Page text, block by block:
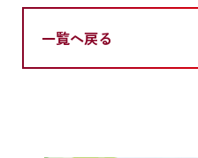
一覧へ戻る